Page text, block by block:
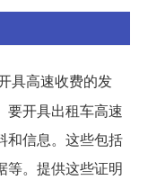
具高速收费的发
要开具出租车高速
和信息。这些包括
等。提供这些证明